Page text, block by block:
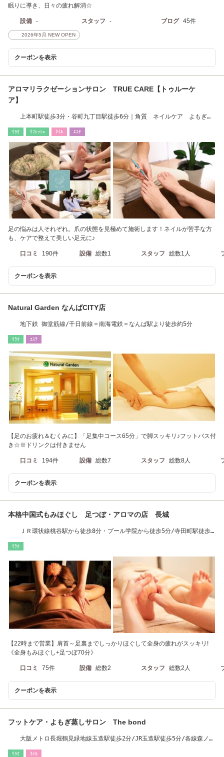
眠りに導き、日々の疲れ解消☆
設備 - スタッフ - ブログ 45件
2026年5月 NEW OPEN
クーポンを表示
アロマリラクゼーションサロン TRUE CARE【トゥルーケ
ア】
上本町駅徒歩3分・谷町九丁目駅徒歩6分｜角質 ネイルケア よもぎ蒸
ﾘﾗｸ ﾘﾌﾚｯｼｭ ﾈｲﾙ ｴｽﾃ
足の悩みは人それぞれ。爪の状態を見極めて施術します！ネイルが苦手な方
も、ケアで整えて美しい足元に♪
口コミ 190件 設備 総数1 スタッフ 総数1人
クーポンを表示
Natural Garden なんばCITY店
地下鉄 御堂筋線/千日前線＝南海電鉄＝なんば駅より徒歩約5分
ﾘﾗｸ ｴｽﾃ
【足のお疲れ＆むくみに】「足集中コース65分」で脚スッキリ♪フットバス付
き☆※ドリンクは付きません
口コミ 194件 設備 総数7 スタッフ 総数8人
クーポンを表示
本格中国式もみほぐし 足つぼ・アロマの店 長城
ＪＲ環状線桃谷駅から徒歩8分・プール学院から徒歩5分/寺田町駅徒歩
ﾘﾗｸ
【22時まで営業】肩首～足裏までしっかりほぐして全身の疲れがスッキリ!
《全身もみほぐし+足つぼ70分》
口コミ 75件 設備 総数2 スタッフ 総数2人
クーポンを表示
フットケア・よもぎ蒸しサロン The bond
大阪メトロ長堀鶴見緑地線玉造駅徒歩2分/JR玉造駅徒歩5分/各線森ノ宮
ﾘﾗｸ ﾈｲﾙ